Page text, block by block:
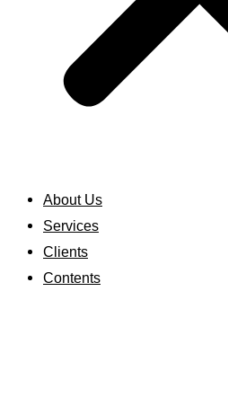
About Us
Services
Clients
Contents